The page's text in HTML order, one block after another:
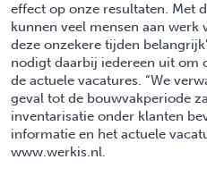
effect op onze resultaten. Met
kunnen veel mensen aan
deze onzekere tijden
nodigt daarbij iedereen uit om
de actuele vacatures. “We
geval tot de bouwvakperiode
inventarisatie onder klanten
informatie en het actuele
www.werkis.nl.